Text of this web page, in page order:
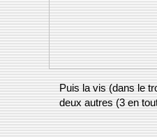
Puis la vis (dans le
deux autres (3 en